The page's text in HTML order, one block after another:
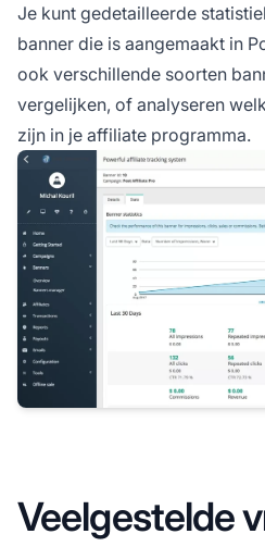
Je kunt gedetailleerde
banner die is aangemaakt in
ook verschillende soorten
vergelijken, of analyseren
zijn in je affiliate programma.
Veelgestelde